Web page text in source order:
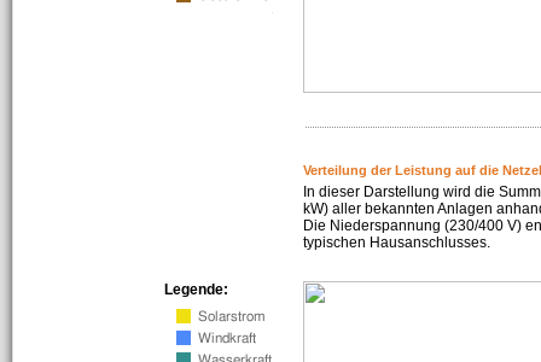
Verteilung der Leistung auf die
In dieser Darstellung wird die
kW) aller bekannten Anlagen
Die Niederspannung (230/400 V)
typischen Hausanschlusses.
Legende: